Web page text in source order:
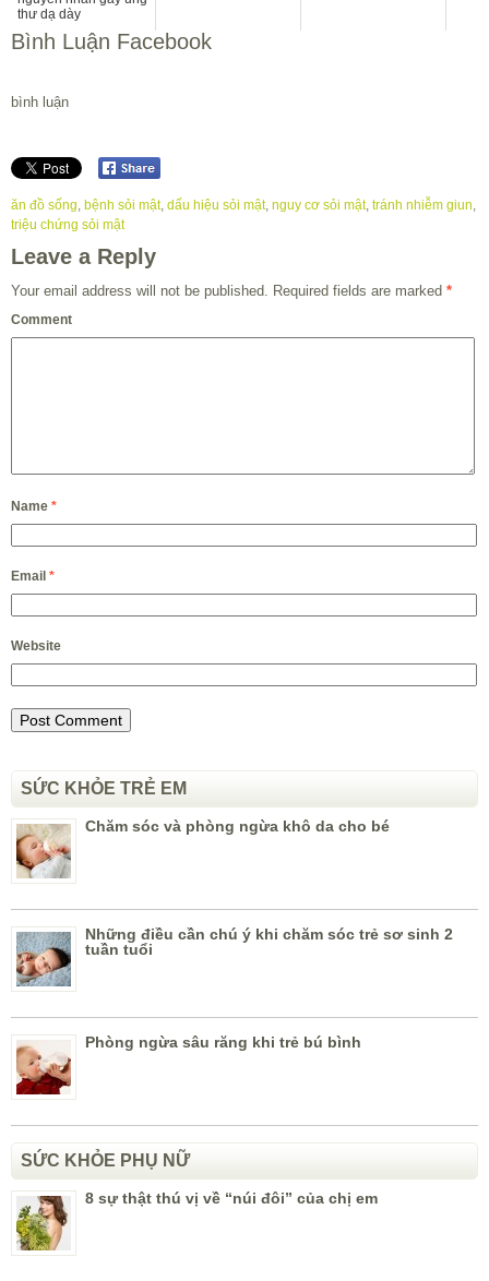
thư dạ dày
Bình Luận Facebook
bình luận
ăn đồ sống, bệnh sỏi mật, dấu hiệu sỏi mật, nguy cơ sỏi mật, tránh nhiễm giun,
triệu chứng sỏi mật
Leave a Reply
Your email address will not be published. Required fields are marked *
Comment
Name *
Email *
Website
SỨC KHỎE TRẺ EM
Chăm sóc và phòng ngừa khô da cho bé
Những điều cần chú ý khi chăm sóc trẻ sơ sinh 2
tuần tuổi
Phòng ngừa sâu răng khi trẻ bú bình
SỨC KHỎE PHỤ NỮ
8 sự thật thú vị về “núi đôi” của chị em